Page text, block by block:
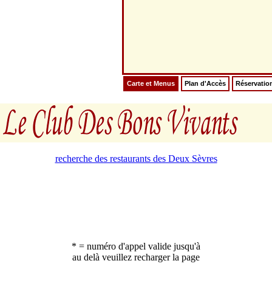
Carte et Menus Plan d'Accès
recherche des restaurants des Deux Sèvres
* = numéro d'appel valide jusqu'à
au delà veuillez recharger la page